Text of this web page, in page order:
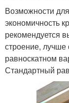
Возможности
экономичность
рекомендуется
строение, лучше
равноскатном
Стандартный